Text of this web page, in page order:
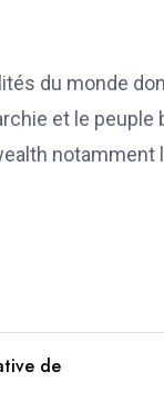
du monde
et le peuple
notamment
de